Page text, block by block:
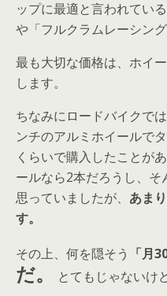
ップに最適と言われてい
や「フルクラムレーシン
最も大切な価格は、ホイ
します。
ちなみにロードバイクで
ンチのアルミホイールで
くらいで購入したことが
ールなら2本だろうし、
思っていましたが、 あま
す。
その上、何を隠そう 「月
だ。
とてもじゃないけ